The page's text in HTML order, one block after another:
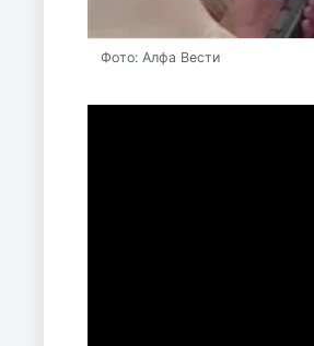
Фото: Алфа Вести